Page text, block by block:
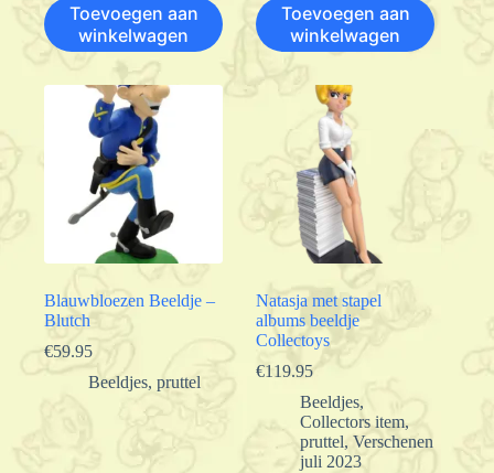
Toevoegen aan
winkelwagen
Toevoegen aan
winkelwagen
Blauwbloezen Beeldje –
Blutch
€59.95
Beeldjes, pruttel
Natasja met stapel
albums beeldje
Collectoys
€119.95
Beeldjes,
Collectors item,
pruttel,Verschenen
juli 2023